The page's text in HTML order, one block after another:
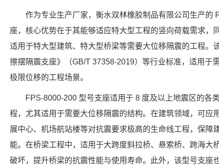
作为专业生产厂家，衡水双林橡胶制品有限公司生产的
座，核心优势在于其能够适应特大型工程的竖向荷载需求，
适用于特大型建筑、特大型桥梁等需要大位移隔震的工程。
擦摆隔震支座》（GB/T 37358-2019）等行业标准，适用于
极限位移的工程场景。
FPS-8000-200 型号支座适用于 8 度及以上地震区的各
程，尤其适用于需要大位移隔震的结构。在建筑领域，可应
展中心、机场航站楼等对抗震要求极高的生命线工程，保障
能。在桥梁工程中，适用于大跨度斜拉桥、悬索桥、跨海大
破坏，提升桥梁的抗震性能与使用寿命。此外，该型号支座